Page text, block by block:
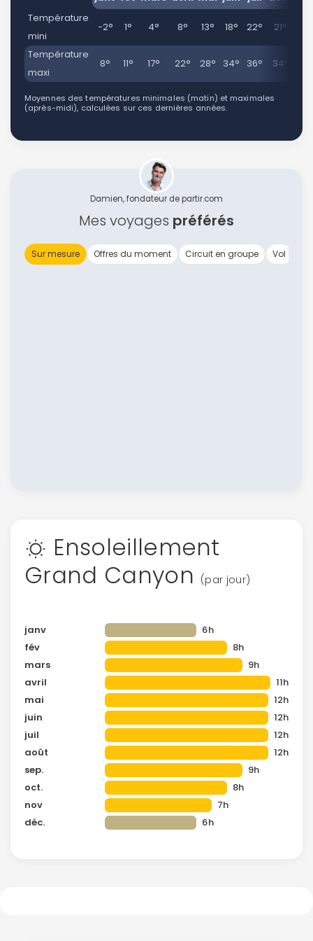
Température
mini
-2° 1° 4° 8° 13° 18° 22° 21°
Température
maxi
8° 11° 17° 22° 28° 34° 36° 34°
Moyennes des températures minimales (matin) et maximales
(après-midi), calculées sur ces dernières années.
Damien, fondateur de partir.com
Mes voyages préférés
Sur mesure Offres du moment Circuit en groupe Vol
Ensoleillement
Grand Canyon (par jour)
janv
6h
fév
8h
mars
9h
avril
11h
mai
12h
juin
12h
juil
12h
août
12h
sep.
9h
oct.
8h
nov
7h
déc.
6h